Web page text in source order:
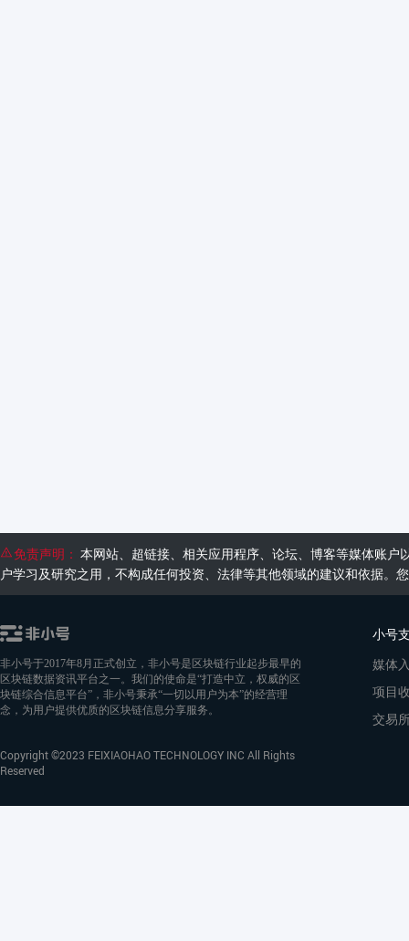
免责声明： 本网站、超链接、相关应用程序、论坛、博客等媒体账
户学习及研究之用，不构成任何投资、法律等其他领域的建议和依据
非小号于2017年8月正式创立，非小号是区块链行业起步最早的
区块链数据资讯平台之一。我们的使命是“打造中立，权威的区
块链综合信息平台”，非小号秉承“一切以用户为本”的经营理
念，为用户提供优质的区块链信息分享服务。
Copyright ©2023 FEIXIAOHAO TECHNOLOGY INC All Rights
Reserved
小号
媒体
项目
交易